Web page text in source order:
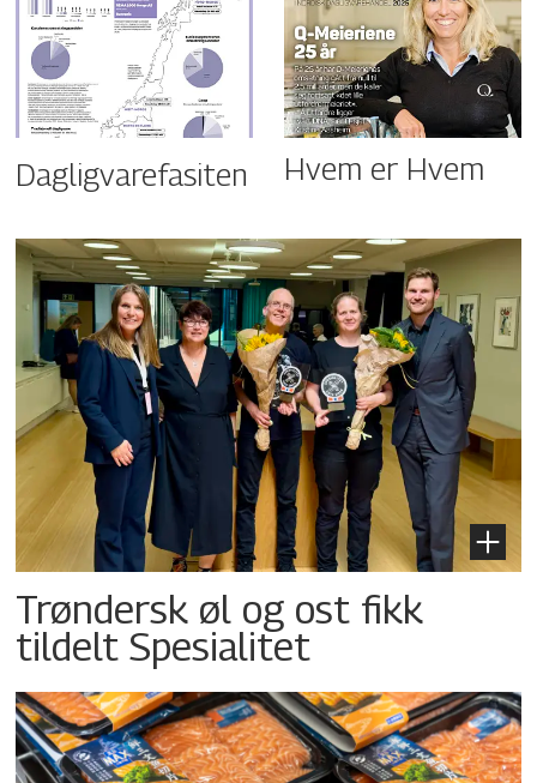
Dagligvarefasiten Hvem er Hvem
Trøndersk øl og ost fikk
tildelt Spesialitet